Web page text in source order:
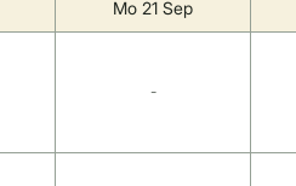
Mo 21 Sep
-